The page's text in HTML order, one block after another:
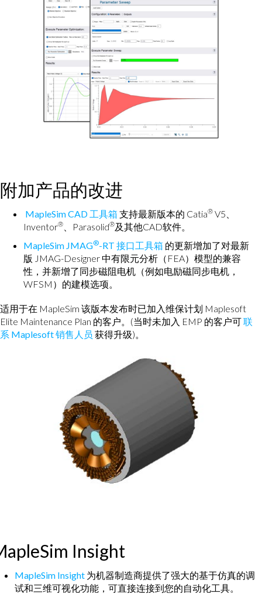
附加产品的改进
MapleSim CAD 工具箱 支持最新版本的 Catia® V5、
Inventor® 、Parasolid®及其他CAD软件。
MapleSim JMAG®-RT 接口工具箱 的更新增加了对最新
版 JMAG-Designer 中有限元分析（FEA）模型的兼容
性，并新增了同步磁阻电机（例如电励磁同步电机，
WFSM）的建模选项。
适用于在 MapleSim 该版本发布时已加入维保计划 Maplesoft
Elite Maintenance Plan 的客户。(当时未加入 EMP 的客户可联
系 Maplesoft 销售人员 获得升级)。
Insight
MapleSim Insight 为机器制造商提供了强大的基于仿真的调
试和三维可视化功能，可直接连接到您的自动化工具。